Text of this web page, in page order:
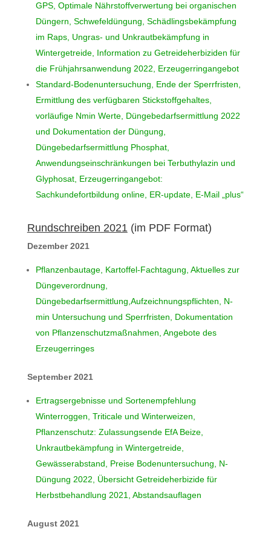
GPS, Optimale Nährstoffverwertung bei organischen
Düngern, Schwefeldüngung, Schädlingsbekämpfung
im Raps, Ungras- und Unkrautbekämpfung in
Wintergetreide, Information zu Getreideherbiziden für
die Frühjahrsanwendung 2022, Erzeugerringangebot
Standard-Bodenuntersuchung, Ende der Sperrfristen,
Ermittlung des verfügbaren Stickstoffgehaltes,
vorläufige Nmin Werte, Düngebedarfsermittlung 2022
und Dokumentation der Düngung,
Düngebedarfsermittlung Phosphat,
Anwendungseinschränkungen bei Terbuthylazin und
Glyphosat, Erzeugerringangebot:
Sachkundefortbildung online, ER-update, E-Mail „plus“
Rundschreiben 2021(im PDF Format)
Dezember 2021
Pflanzenbautage, Kartoffel-Fachtagung, Aktuelles zur
Düngeverordnung,
Düngebedarfsermittlung,Aufzeichnungspflichten, N-
min Untersuchung und Sperrfristen, Dokumentation
von Pflanzenschutzmaßnahmen, Angebote des
Erzeugerringes
September 2021
Ertragsergebnisse und Sortenempfehlung
Winterroggen, Triticale und Winterweizen,
Pflanzenschutz: Zulassungsende EfA Beize,
Unkrautbekämpfung in Wintergetreide,
Gewässerabstand, Preise Bodenuntersuchung, N-
Düngung 2022, Übersicht Getreideherbizide für
Herbstbehandlung 2021, Abstandsauflagen
August 2021